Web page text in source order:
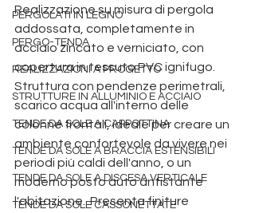
PERGOLATI IN LEGNO
PERGO-TENDA
REALIZZAZIONI A PROGETTO
STRUTTURE IN ALLUMINIO E ACCIAIO
TENDE DA SOLE A CAPPOTTINA
TENDE DA SOLE A BRACCIA ESTENSIBILI
TENDE DA SOLE A DISCESA VERTICALE
TENDE DA SOLE CASSONETTATE
Realizzazione su misura di pergola
addossata, completamente in
acciaio zincato e verniciato, con
copertura in tessuto PVC ignifugo.
Struttura con pendenze perimetrali,
scarico acqua all'interno delle
colonne frontali, ideale per creare un
ambiente confortevole da vivere nei
periodi più caldi dell'anno, o un
moderno posto auto antistante
l'abitazione.  Presenta finiture